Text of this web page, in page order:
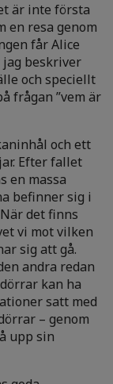
är inte första
en resa genom
får Alice
beskriver
och speciellt
frågan ”vem är
och ett
Efter fallet
en massa
befinner sig i
det finns
vi mot vilken
sig att gå.
andra redan
kan ha
satt med
– genom
upp sin